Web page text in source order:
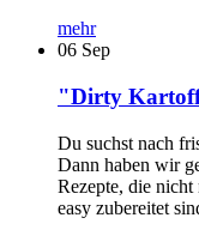
mehr
06 Sep
"Dirty
Du suchst nach
Dann haben wir
Rezepte, die
easy zubereitet